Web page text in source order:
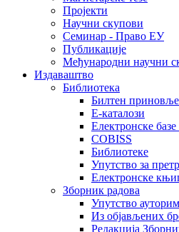
Пројекти
Научни скупови
Семинар - Право ЕУ
Публикације
Међународни научни
Издаваштво
Библиотека
Билтен
Е-каталози
Електронске
COBISS
Библиотеке
Упутство за
Електронске
Зборник радова
Упутство
Из објављених
Редакција